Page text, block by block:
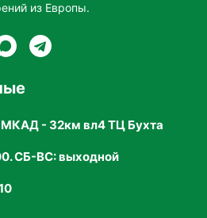
из Европы.
МКАД - 32км вл4 ТЦ Бухта
СБ-ВС: выходной